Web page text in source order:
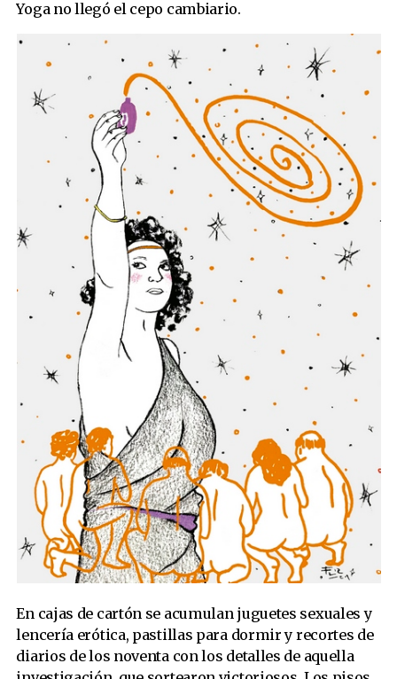
Yoga no llegó el cepo cambiario.
En cajas de cartón se acumulan juguetes sexuales y
lencería erótica, pastillas para dormir y recortes de
diarios de los noventa con los detalles de aquella